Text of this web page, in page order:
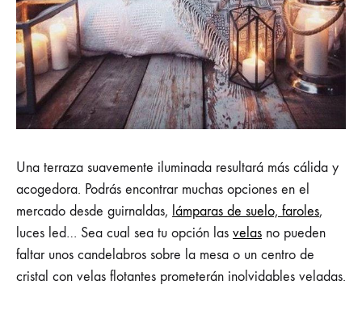
Una terraza suavemente iluminada resultará más cálida y
acogedora. Podrás encontrar muchas opciones en el
mercado desde guirnaldas, lámparas de suelo, faroles,
luces led… Sea cual sea tu opción las velas no pueden
faltar unos candelabros sobre la mesa o un centro de
cristal con velas flotantes prometerán inolvidables veladas.